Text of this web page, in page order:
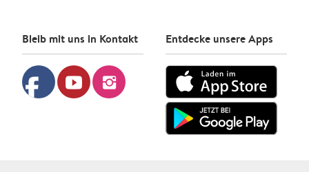
Bleib mit uns in Kontakt
facebook youtube instagram
Entdecke unsere Apps